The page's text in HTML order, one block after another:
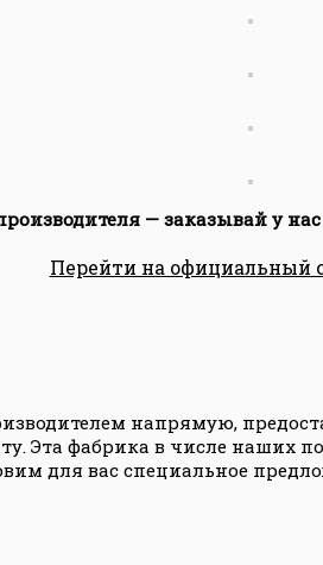
— заказывай у нас
Перейти на официальный
напрямую,
Эта фабрика в числе наших
для вас специальное